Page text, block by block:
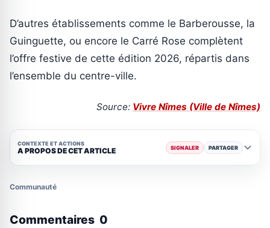
D’autres établissements comme le Barberousse, la
Guinguette, ou encore le Carré Rose complètent
l’offre festive de cette édition 2026, répartis dans
l’ensemble du centre-ville.
Source: Vivre Nîmes (Ville de Nîmes)
CONTEXTE ET ACTIONS
A PROPOS DE CET ARTICLE SIGNALER PARTAGER
Communauté
Commentaires 0